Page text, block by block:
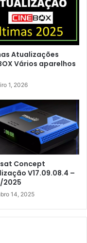
Atualizações
Vários aparelhos
1, 2026
Concept
V17.09.08.4 –
2025
14, 2025